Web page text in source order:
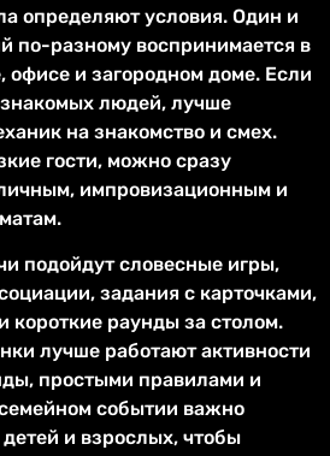
определяют условия. Один и
по-разному воспринимается в
офисе и загородном доме. Если
людей, лучше
на знакомство и смех.
гости, можно сразу
импровизационным и
подойдут словесные игры,
задания с карточками,
короткие раунды за столом.
лучше работают активности
простыми правилами и
событии важно
и взрослых, чтобы